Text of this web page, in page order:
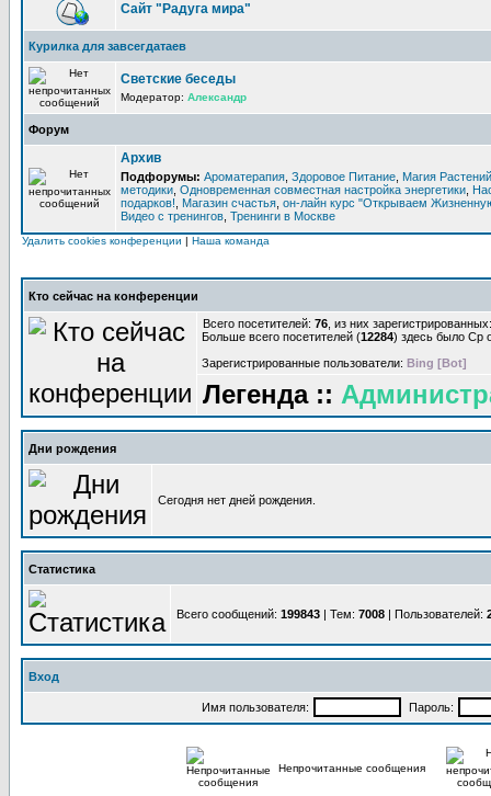
Сайт "Радуга мира"
Курилка для завсегдатаев
Светские беседы
Модератор: Александр
Форум
Архив
Подфорумы: Ароматерапия Здоровое Питание Магия Растений
методики Одновременная совместная настройка энергетики
подарков!
Магазин счастья он-лайн курс "Открываем
Видео с тренингов Тренинги в Москве
Удалить cookies конференции | Наша команда
Кто сейчас на конференции
Всего посетителей: 76 , из них
Больше всего посетителей (12284) здесь было Ср
Зарегистрированные пользователи: Bing [Bot]
Легенда ::
Дни рождения
Сегодня нет дней рождения.
Статистика
Всего сообщений: 199843 | Тем: 7008 | Пользователей:
Вход
Имя пользователя: Пароль:
Непрочитанные сообщения